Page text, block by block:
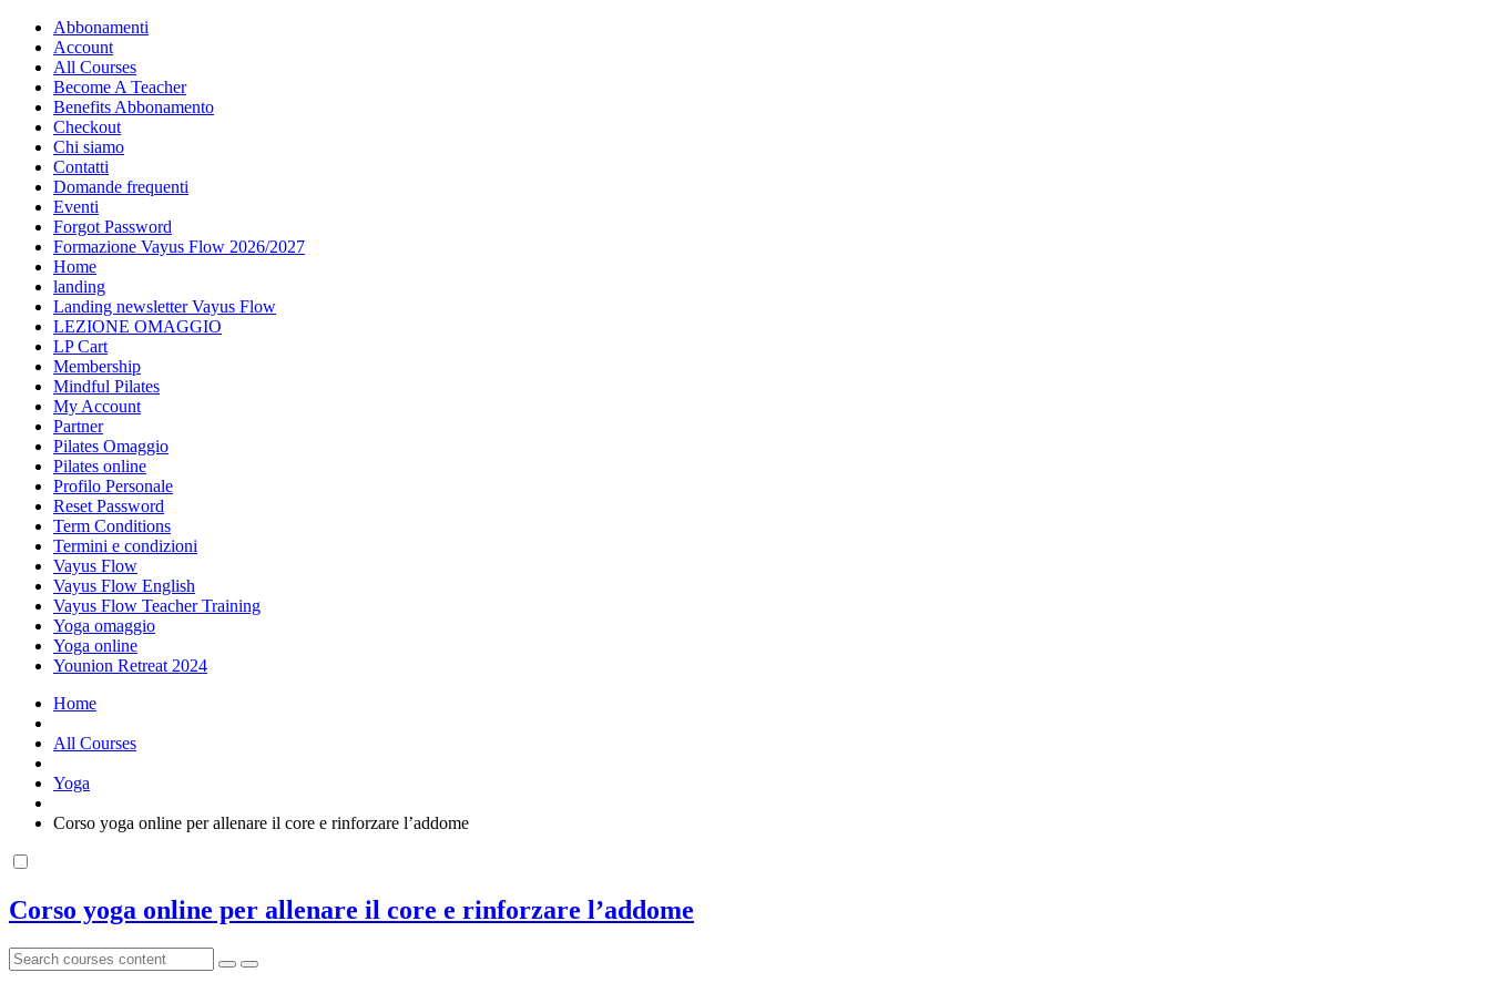
Abbonamenti
Account
All Courses
Become A Teacher
Benefits Abbonamento
Checkout
Chi siamo
Contatti
Domande frequenti
Eventi
Forgot Password
Formazione Vayus Flow 2026/2027
Home
landing
Landing newsletter Vayus Flow
LEZIONE OMAGGIO
LP Cart
Membership
Mindful Pilates
My Account
Partner
Pilates Omaggio
Pilates online
Profilo Personale
Reset Password
Term Conditions
Termini e condizioni
Vayus Flow
Vayus Flow English
Vayus Flow Teacher Training
Yoga omaggio
Yoga online
Younion Retreat 2024
Home
All Courses
Yoga
Corso yoga online per allenare il core e rinforzare l’addome
Corso yoga online per allenare il core e rinforzare l’addome